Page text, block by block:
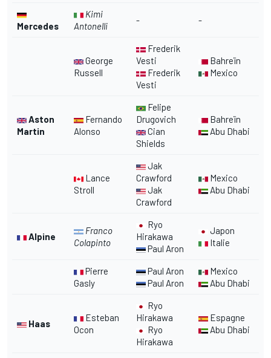
Mercedes
Kimi
Antonelli
- -
George
Russell
Frederik
Vesti
Frederik
Vesti
Bahreïn
Mexico
Aston
Martin
Fernando
Alonso
Felipe
Drugovich
Cian
Shields
Bahreïn
Abu Dhabi
Lance
Stroll
Jak
Crawford
Jak
Crawford
Mexico
Abu Dhabi
Alpine
Franco
Colapinto
Ryo
Hirakawa
Paul Aron
Japon
Italie
Pierre
Gasly
Paul Aron
Paul Aron
Mexico
Abu Dhabi
Haas
Esteban
Ocon
Ryo
Hirakawa
Ryo
Hirakawa
Espagne
Abu Dhabi